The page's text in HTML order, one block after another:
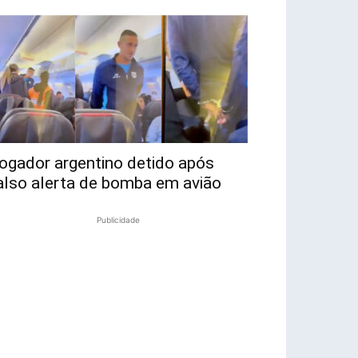
argentino detido após
alerta de bomba em avião
Publicidade